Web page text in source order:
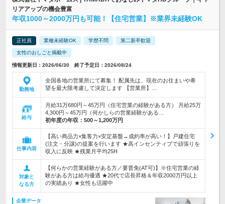
リアアップの機会豊富
年収1000～2000万円も可能！【住宅営業】※業界未経験OK
正社員 業種未経験OK 学歴不問 第二新卒歓迎
女性のおしごと掲載中
情報更新日：2026/06/30 終了予定日：2026/08/24
勤務地
全国各地の営業所にて募集！ 配属先は、現在のお住まいや希
望を最大限考慮して決定します 【営業所】…
給与
月給31万680円～45万円（住宅営業の経験がある方） 月給25万
4,300円～45万円（何かしらの営業経験がある…
初年度の年収： 500～1,200万円
仕事内容
【高い商品力×集客力×安定基盤→成約率が高い！】戸建住宅
(注文・分譲)の提案を行います ★高インセンティブで頑張りを
収入に反映 ★残業月平均25H
対象と
なる方
【何らかの営業経験がある方／要普免(AT可)】※住宅営業の経
験がある方は給与優遇 ★20代で店長昇格＆年収2000万円以上
の実績あり ★女性も活躍中
企業データ